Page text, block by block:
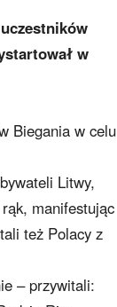
w
Biegania w celu
Litwy,
manifestując
też Polacy z
– przywitali: